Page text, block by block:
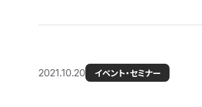
2021.10.20 イベント・セミナー